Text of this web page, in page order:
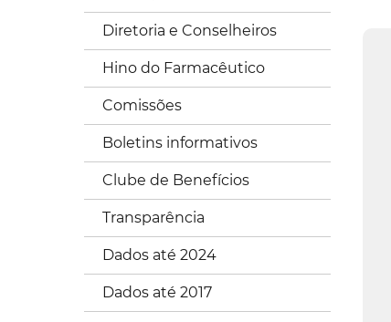
Diretoria e Conselheiros
Hino do Farmacêutico
Comissões
Boletins informativos
Clube de Benefícios
Transparência
Dados até 2024
Dados até 2017